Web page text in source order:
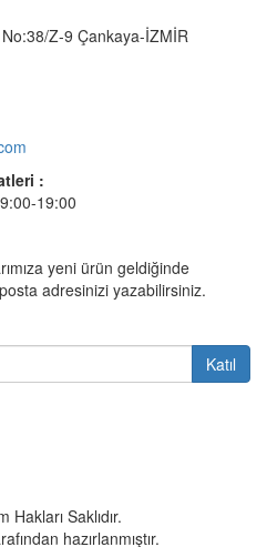
Z-9 Çankaya-İZMİR
:
19:00
yeni ürün geldiğinde
adresinizi yazabilirsiniz.
Katıl
Saklıdır.
hazırlanmıştır.